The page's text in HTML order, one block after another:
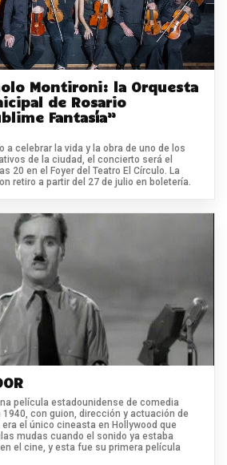
Montironi: la Orquesta
de Rosario
Fantasía”
a celebrar la vida y la obra de uno de los
de la ciudad, el concierto será el
20 en el Foyer del Teatro El Círculo. La
retiro a partir del 27 de julio en boletería.
película estadounidense de comedia
con guion, dirección y actuación de
el único cineasta en Hollywood que
mudas cuando el sonido ya estaba
el cine, y esta fue su primera película